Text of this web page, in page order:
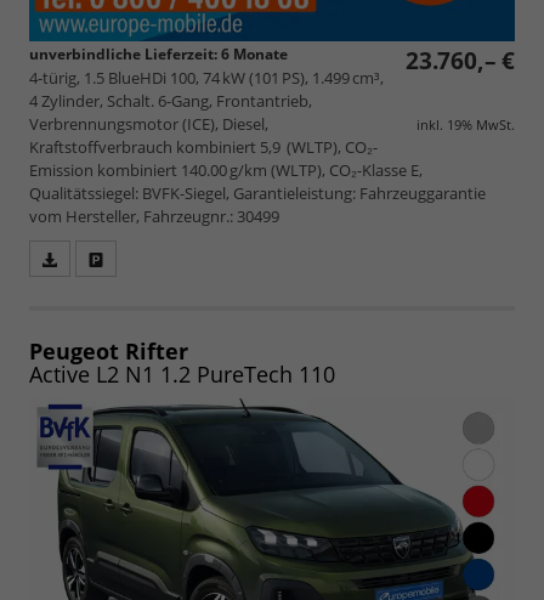
23.760,– €
inkl. 19% MwSt.
unverbindliche Lieferzeit:6 Monate
4-türig, 1.5 BlueHDi 100, 74 kW (101 PS), 1.499 cm³,
4 Zylinder, Schalt. 6-Gang, Frontantrieb,
Verbrennungsmotor (ICE), Diesel,
Kraftstoffverbrauch kombiniert 5,9 (WLTP), CO₂-
Emission kombiniert 140.00 g/km (WLTP), CO₂-Klasse E,
Qualitätssiegel: BVFK-Siegel, Garantieleistung: Fahrzeuggarantie
vom Hersteller, Fahrzeugnr.: 30499
speichern/drucken
Peugeot Rifter
Active L2 N1 1.2 PureTech 110